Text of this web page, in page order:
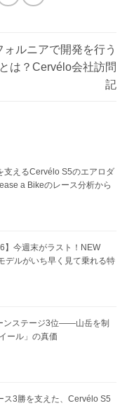
ォルニアで開発を行う
は？Cervélo会社訪問
記
支えるCervélo S5のエアロダ
a Bikeのレース分析から
】今週末がラスト！NEW
デルがいち早く見て乗れる特
ンステージ3位——山岳を制
ール」の真価
ス3勝を支えた、Cervélo S5